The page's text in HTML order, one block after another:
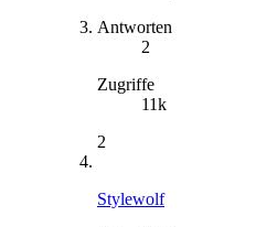
Antworten
2
Zugriffe
11k
2
Stylewolf